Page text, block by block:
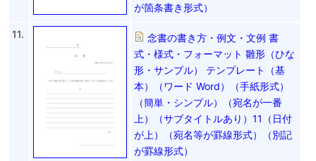
が箇条書き形式）
11.
念書の書き方・例文・文例 書
式・様式・フォーマット 雛形（ひな
形・サンプル） テンプレート（基
本）（ワード Word）（手紙形式）
（簡単・シンプル）（宛名が一番
上）（サブタイトルあり）11（日付
が上）（宛名等が罫線形式）（別記
が罫線形式）